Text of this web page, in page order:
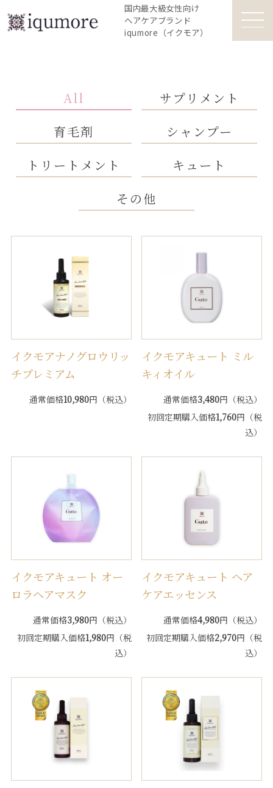
国内最大級女性向け
ヘアケアブランド
iqumore（イクモア）
All
サプリメント
育毛剤
シャンプー
トリートメント
キュート
その他
イクモアナノグロウリッ
チプレミアム
通常価格10,980円（税込）
イクモアキュート ミル
キィオイル
通常価格3,480円（税込）
初回定期購入価格1,760円（税
込）
イクモアキュート オー
ロラヘアマスク
通常価格3,980円（税込）
初回定期購入価格1,980円（税
込）
イクモアキュート ヘア
ケアエッセンス
通常価格4,980円（税込）
初回定期購入価格2,970円（税
込）